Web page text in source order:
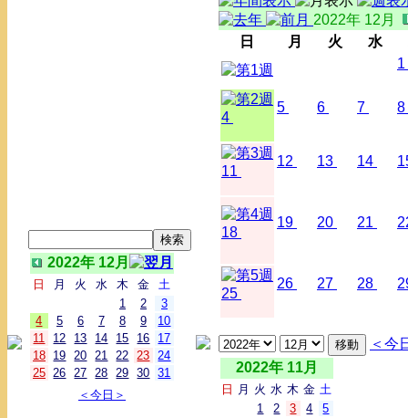
2022年 12月
日 月 火 水 木 金
土
1
2
3
4
5 6 7 8 9
10
11
12 13 14 15 16
17
18 19 20 21 22 23
24
25 26 27 28 29 30
31
＜今日＞
2022年 12月
日
月 火
水
1
4
5 6 7 8
11
12 13 14
18
19 20 21
25
26 27 28
＜今
2022年 11月
日 月 火 水 木 金 土
1
2 3 4
5